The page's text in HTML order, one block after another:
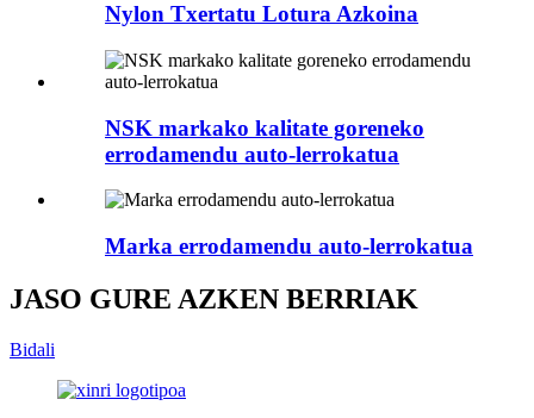
Nylon Txertatu Lotura Azkoina
NSK markako kalitate goreneko
errodamendu auto-lerrokatua
Marka errodamendu auto-lerrokatua
JASO GURE AZKEN BERRIAK
Bidali